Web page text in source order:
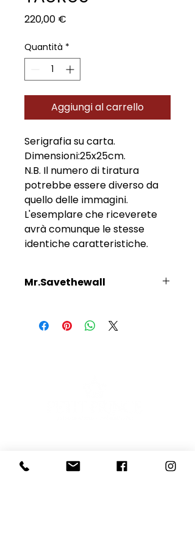
220,00 €
Quantità *
Aggiungi al carrello
Serigrafia su carta.
Dimensioni:25x25cm.
N.B. Il numero di tiratura
potrebbe essere diverso da
quello delle immagini.
L'esemplare che riceverete
avrà comunque le stesse
identiche caratteristiche.
Mr.Savethewall